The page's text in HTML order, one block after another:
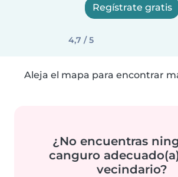
Regístrate gratis
4,7 / 5
Aleja el mapa para encontrar
¿No encuentras
canguro
vecindario?